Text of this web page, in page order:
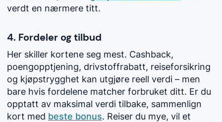
verdt en nærmere titt.
4. Fordeler og tilbud
Her skiller kortene seg mest. Cashback,
poengopptjening, drivstoffrabatt, reiseforsikring
og kjøpstrygghet kan utgjøre reell verdi – men
bare hvis fordelene matcher forbruket ditt. Er du
opptatt av maksimal verdi tilbake, sammenlign
kort med beste bonus. Reiser du mye, vil et